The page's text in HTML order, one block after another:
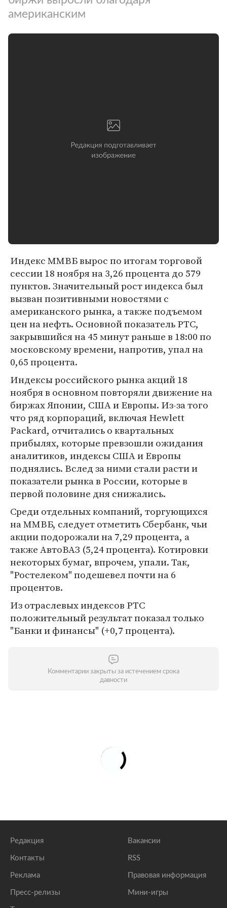
американским
Индекс ММВБ вырос по итогам торговой
сессии 18 ноября на 3,26 процента до 579
пунктов. Значительный рост индекса был
вызван позитивными новостями с
американского рынка, а также подъемом
цен на нефть. Основной показатель РТС,
закрывшийся на 45 минут раньше в 18:00 по
московскому времени, напротив, упал на
0,65 процента.
Индексы российского рынка акций 18
ноября в основном повторяли движение на
биржах Японии, США и Европы. Из-за того
что ряд корпораций, включая Hewlett
Packard, отчитались о квартальных
прибылях, которые превзошли ожидания
аналитиков, индексы США и Европы
поднялись. Вслед за ними стали расти и
показатели рынка в России, которые в
первой половине дня снижались.
Среди отдельных компаний, торгующихся
на ММВБ, следует отметить Сбербанк, чьи
акции подорожали на 7,29 процента, а
также АвтоВАЗ (5,24 процента). Котировки
некоторых бумаг, впрочем, упали. Так,
"Ростелеком" подешевел почти на 6
процентов.
Из отраслевых индексов РТС
положительный результат показал только
"Банки и финансы" (+0,7 процента).
Комментарии закрыты за истечением срока
давности
Редакция
Контакты
Реклама
Пресс-релизы
Вакансии
RSS
Правовая информация
Мини-игры